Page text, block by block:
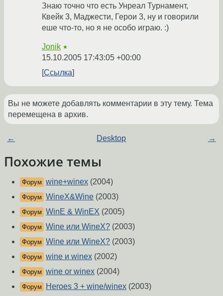
Знаю точно что есть Унреал Турнамент,
Квейк 3, Маджести, Герои 3, ну и говорили
еше что-то, но я не особо играю. :)
Jonik ★
15.10.2005 17:43:05 +00:00
Ссылка
Вы не можете добавлять комментарии в эту тему. Тема
перемещена в архив.
← Desktop →
Похожие темы
Форум wine+winex (2004)
Форум WineX&Wine (2003)
Форум WinE & WinEX (2005)
Форум Wine или WineX? (2003)
Форум Wine или WineX? (2003)
Форум wine и winex (2002)
Форум wine or winex (2004)
Форум Heroes 3 + wine/winex (2003)